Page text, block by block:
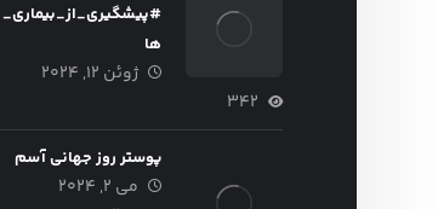
#پیشگیری_از_بیماری_
ها
ژوئن ۱۲, ۲۰۲۴
۳۴۲
پوستر روز جهانی آسم
می ۲, ۲۰۲۴